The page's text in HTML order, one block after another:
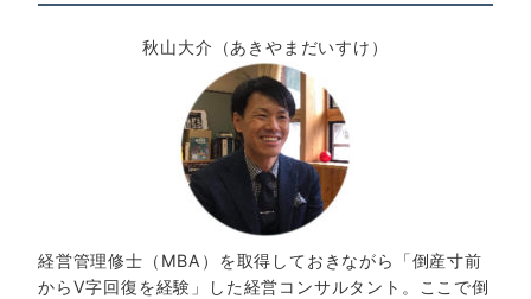
秋山大介（あきやまだいすけ）
経営管理修士（MBA）を取得しておきながら「倒産寸前
からV字回復を経験」した経営コンサルタント。ここで倒